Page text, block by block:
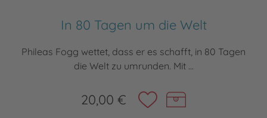
In 80 Tagen um die Welt
Phileas Fogg wettet, dass er es schafft, in 80 Tagen
die Welt zu umrunden. Mit ...
20,00 €